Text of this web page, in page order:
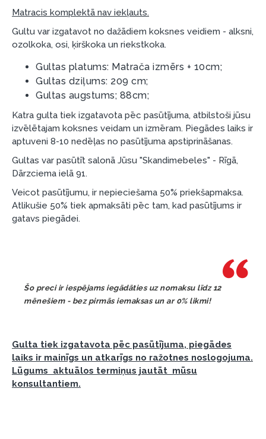
ESTO LV AS (Dokumentu noformēšanai
nepieciešams Smart-ID, eParaksts eID, eParaksts
eID mobile, ESTO konts vai banka Swedbank,
Līguma nosacījumi:
Līzinga līgumu drīkst parakstīt tikai tā persona,
kura ir norādīta kredīta saņemšanas līgumā.
Papildu informācija:
Pirms kredīta noformēšanas, lūdzam iepazīties ar
preču piegādes noteikumiem
garantijas un atgriesanas noteikumiem
Finansiālā atbildība:
Aicinām aizņemties atbildīgi! Pirms aizņemties,
Matracis komplektā nav iekļauts.
Gultu var izgatavot no dažādiem koksnes veidiem - alksni,
ozolkoka, osi, ķirškoka un riekstkoka.
Gultas platums: Matrača izmērs + 10cm;
Gultas dziļums: 209 cm;
Gultas augstums; 88cm;
Katra gulta tiek izgatavota pēc pasūtījuma, atbilstoši jūsu
izvēlētajam koksnes veidam un izmēram. Piegādes laiks ir
aptuveni 8-10 nedēļas no pasūtījuma apstiprināšanas.
Gultas var pasūtīt salonā Jūsu "Skandimebeles" - Rīgā,
Dārzciema ielā 91.
Veicot pasūtījumu, ir nepieciešama 50% priekšapmaksa.
Atlikušie 50% tiek apmaksāti pēc tam, kad pasūtījums ir
gatavs piegādei.
Šo preci ir iespējams iegādāties uz nomaksu līdz 12
mēnešiem - bez pirmās iemaksas un ar 0% likmi!
Gulta tiek izgatavota pēc pasūtījuma, piegādes
laiks ir mainīgs un atkarīgs no ražotnes noslogojuma.
Lūgums aktuālos termiņus jautāt mūsu
konsultantiem.